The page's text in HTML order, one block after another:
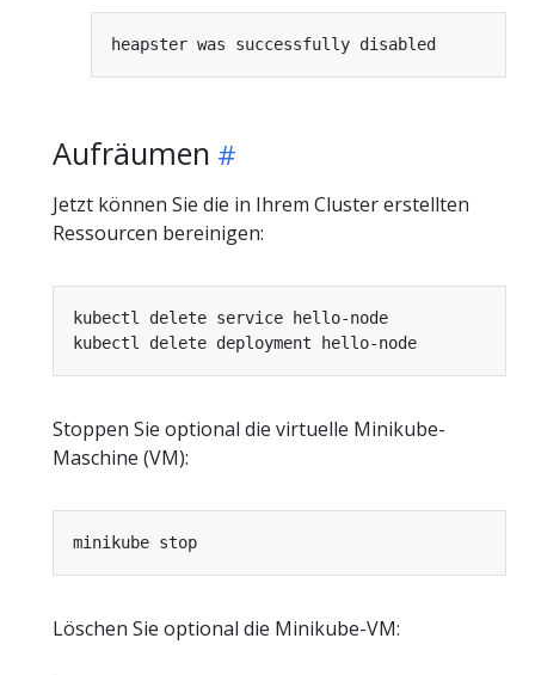
Aufräumen
Jetzt können Sie die in Ihrem Cluster erstellten
Ressourcen bereinigen:
Stoppen Sie optional die virtuelle Minikube-
Maschine (VM):
Löschen Sie optional die Minikube-VM: